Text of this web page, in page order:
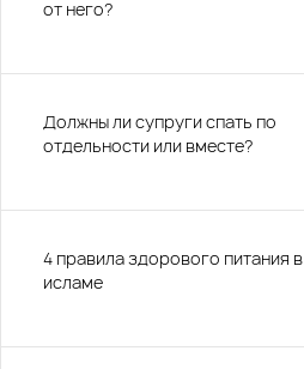
от него?
Должны ли супруги спать по
отдельности или вместе?
4 правила здорового питания в
исламе